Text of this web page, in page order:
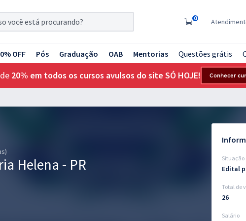
0
OFF Pós Graduação OAB Mentorias Questões grátis
20% em todos os cursos avulsos do site SÓ HOJE! Conhecer
Helena - PR Situação
Edital
Total de
26
Salário